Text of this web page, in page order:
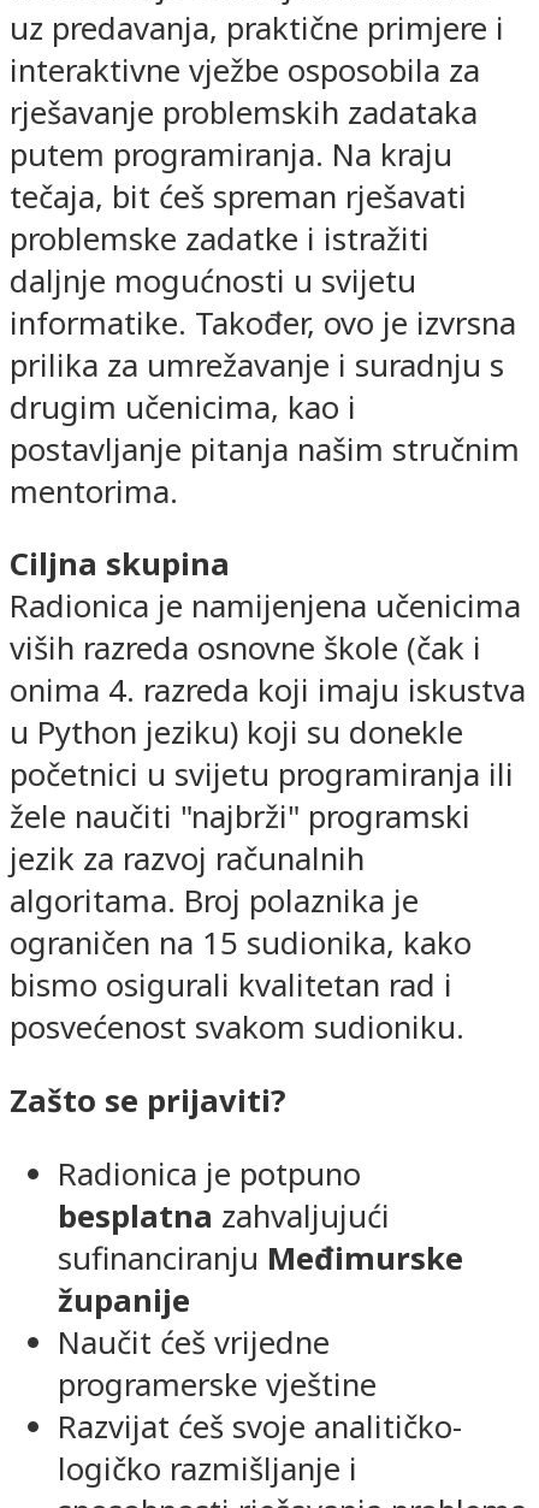
uz predavanja, praktične primjere i
interaktivne vježbe osposobila za
rješavanje problemskih zadataka
putem programiranja. Na kraju
tečaja, bit ćeš spreman rješavati
problemske zadatke i istražiti
daljnje mogućnosti u svijetu
informatike. Također, ovo je izvrsna
prilika za umrežavanje i suradnju s
drugim učenicima, kao i
postavljanje pitanja našim stručnim
mentorima.
Ciljna skupina
Radionica je namijenjena učenicima
viših razreda osnovne škole (čak i
onima 4. razreda koji imaju iskustva
u Python jeziku) koji su donekle
početnici u svijetu programiranja ili
žele naučiti "najbrži" programski
jezik za razvoj računalnih
algoritama. Broj polaznika je
ograničen na 15 sudionika, kako
bismo osigurali kvalitetan rad i
posvećenost svakom sudioniku.
Zašto se prijaviti?
Radionica je potpuno
besplatna zahvaljujući
sufinanciranju Međimurske
županije
Naučit ćeš vrijedne
programerske vještine
Razvijat ćeš svoje analitičko-
logičko razmišljanje i